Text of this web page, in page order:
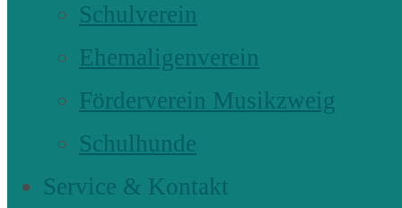
Schulverein
Ehemaligenverein
Förderverein Musikzweig
Schulhunde
Service & Kontakt